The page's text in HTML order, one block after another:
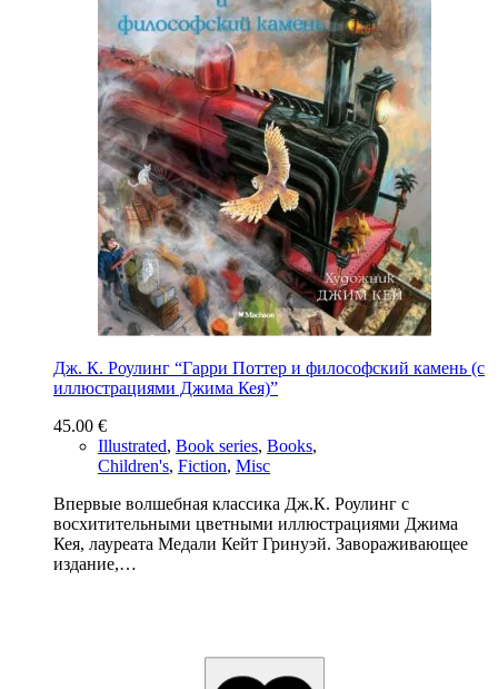
Дж. К. Роулинг “Гарри Поттер и философский камень (с
иллюстрациями Джима Кея)”
45.00 €
Illustrated, Book series, Books,
Children's, Fiction, Misc
Впервые волшебная классика Дж.К. Роулинг с
восхитительными цветными иллюстрациями Джима
Кея, лауреата Медали Кейт Гринуэй. Завораживающее
издание,…